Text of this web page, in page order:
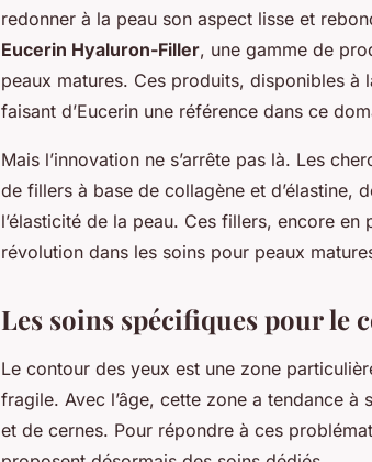
redonner à la peau son aspect lisse et
Eucerin Hyaluron-Filler, une gamme de
peaux matures. Ces produits, disponibles
faisant d’Eucerin une référence dans ce
Mais l’innovation ne s’arrête pas là. Les
de fillers à base de collagène et d’élastine,
l’élasticité de la peau. Ces fillers, encore
révolution dans les soins pour peaux
Les soins spécifiques pour le
Le contour des yeux est une zone
fragile. Avec l’âge, cette zone a tendance à
et de cernes. Pour répondre à ces